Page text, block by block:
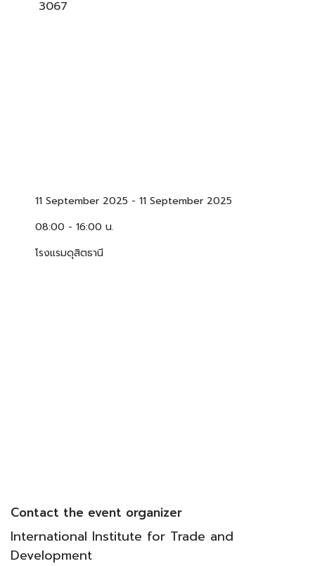
3067
11 September 2025 - 11 September 2025
08:00 - 16:00 น.
โรงแรมดุสิตธานี
Contact the event organizer
International Institute for Trade and
Development